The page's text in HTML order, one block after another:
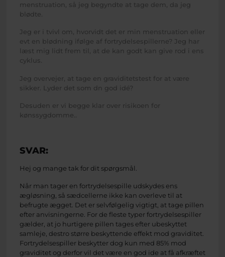
menstruation, så jeg begyndte at tage dem, da jeg
blødte.
Jeg er i tvivl om, hvorvidt det er min menstruation eller
evt en blødning ifølge af fortrydelsespillerne? Jeg har
læst mig lidt frem til, at de kan godt kan give rod i ens
cyklus.
Jeg overvejer, at tage en graviditetstest for at være
sikker. Lyder det som dn god idé?
Desuden er vi begge klar over risikoen for
kønssygdomme..
SVAR:
Hej og mange tak for dit spørgsmål.
Når man tager en fortrydelsespille udskydes ens
ægløsning, så sædcellerne ikke kan overleve til at
befrugte ægget. Det er selvfølgelig vigtigt, at tage pillen
efter anvisningerne. For de fleste typer fortrydelsespiller
gælder, at jo hurtigere pillen tages efter ubeskyttet
samleje, destro større beskyttende effekt mod graviditet.
Fortrydelsespiller beskytter dog kun med 85% mod
graviditet og derfor vil det være en god ide at få afkræftet